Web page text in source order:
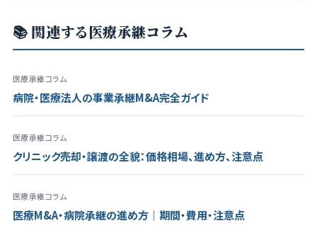
📚 関連する医療承継コラム
医療承継コラム
病院・医療法人の事業承継M&A完全ガイド
医療承継コラム
クリニック売却・譲渡の全貌：価格相場、進め方、注意点
医療承継コラム
医療M&A・病院承継の進め方｜期間・費用・注意点